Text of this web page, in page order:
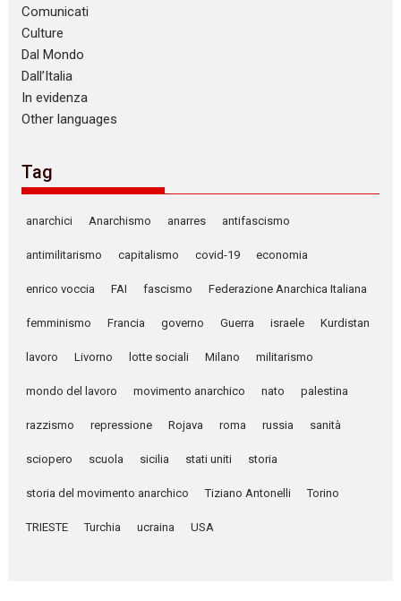
Comunicati
Culture
Dal Mondo
Dall’Italia
In evidenza
Other languages
Tag
anarchici Anarchismo anarres antifascismo
antimilitarismo capitalismo covid-19 economia
enrico voccia FAI fascismo Federazione Anarchica Italiana
femminismo Francia governo Guerra israele Kurdistan
lavoro Livorno lotte sociali Milano militarismo
mondo del lavoro movimento anarchico nato palestina
razzismo repressione Rojava roma russia sanità
sciopero scuola sicilia stati uniti storia
storia del movimento anarchico Tiziano Antonelli Torino
TRIESTE Turchia ucraina USA